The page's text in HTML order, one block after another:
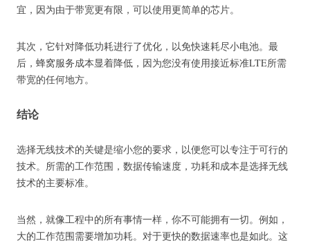
宜，因为由于带宽更有限，可以使用更简单的芯片。
其次，它针对降低功耗进行了优化，以免快速耗尽小电池。 最
后，蜂窝服务成本显着降低，因为您没有使用接近标准LTE所需
带宽的任何地方。
结论
选择无线技术的关键是缩小您的要求，以便您可以专注于可行的
技术。 所需的工作范围，数据传输速度，功耗和成本是选择无线
技术的主要标准。
当然，就像工程中的所有事情一样，你不可能拥有一切。 例如，
大的工作范围需要增加功耗。 对于更快的数据速率也是如此。 这